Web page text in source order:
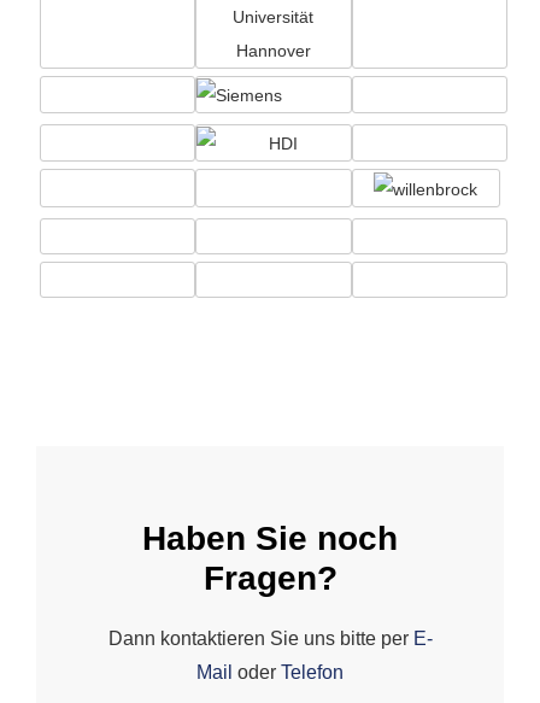
Haben Sie noch
Fragen?
Dann kontaktieren Sie uns bitte per E-
Mail oder Telefon